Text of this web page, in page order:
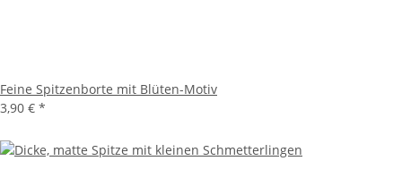
Feine Spitzenborte mit Blüten-Motiv
3,90 € *